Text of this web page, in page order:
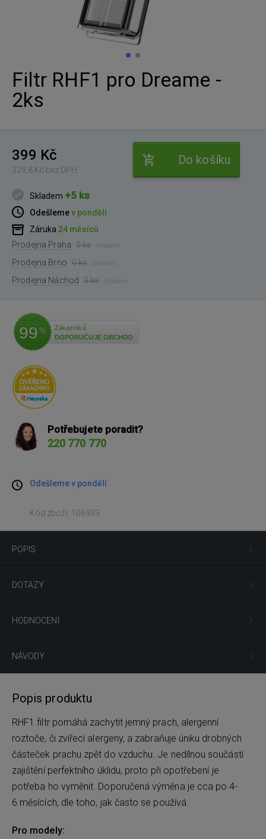
Filtr RHF1 pro Dreame -
2ks
399 Kč
329,8 Kč bez DPH
Do košíku
Skladem +5 ks
Odešlemev pondělí
Záruka 24 měsíců
Prodejna Praha 0 ks skladem
Prodejna Brno 0 ks skladem
Prodejna Náchod 0 ks skladem
99 %
Zákazníků
DOPORUČUJE OBCHOD
Potřebujete poradit?
220 770 770
Odešleme v pondělí
Kód zboží: 106993
POPIS
DOTAZY
HODNOCENÍ
NÁVODY
Popis produktu
RHF1 filtr pomáhá zachytit jemný prach, alergenní
roztoče, či zvířecí alergeny, a zabraňuje úniku drobných
částeček prachu zpět do vzduchu. Je nedílnou součástí
zajištění perfektního úklidu, proto při opotřebení je
potřeba ho vyměnit. Doporučená výměna je cca po 4-
6 měsících, dle toho, jak často se používá.
Pro modely: